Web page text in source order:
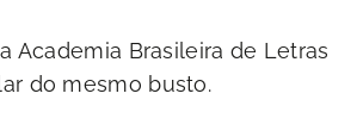
Academia Brasileira de Letras
do mesmo busto.